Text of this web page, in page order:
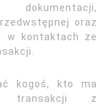
dokumentacji,
oraz
w kontaktach ze
kogoś, kto ma
transakcji z